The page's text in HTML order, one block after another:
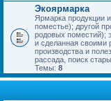
Экоярмарка
Ярмарка продукции
поместье); другой
родовых поместий);
и сделанная своими
производства и
рассада, поиск
Темы: 8